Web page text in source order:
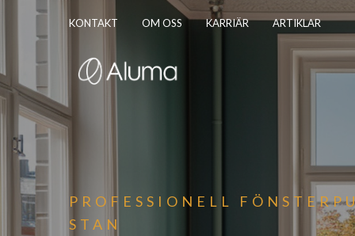
KONTAKT OM OSS KARRIÄR ARTIKLAR
PROFESSIONELL FÖNST
STAN